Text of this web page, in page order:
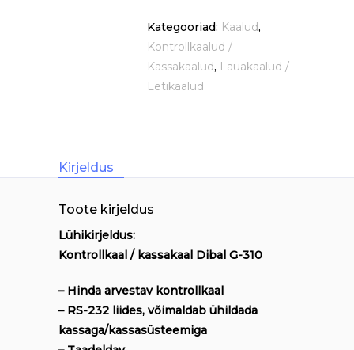
G-
310
Kategooriad: Kaalud,
Kontrollkaalud /
Kassakaalud, Lauakaalud /
Letikaalud
Kirjeldus
Toote kirjeldus
Lühikirjeldus:
Kontrollkaal / kassakaal Dibal G-310
– Hinda arvestav kontrollkaal
– RS-232 liides, võimaldab ühildada
kassaga/kassasüsteemiga